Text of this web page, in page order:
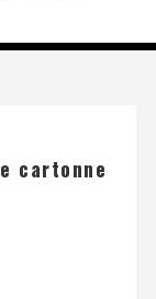
cartonne